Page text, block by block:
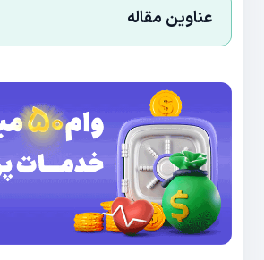
عناوین مقاله